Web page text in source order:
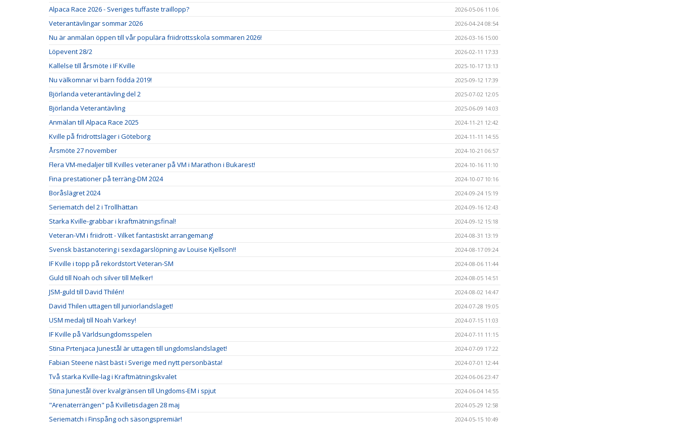
Alpaca Race 2026 - Sveriges tuffaste traillopp? 2026-05-06 11:06
Veterantävlingar sommar 2026 2026-04-24 08:54
Nu är anmälan öppen till vår populära friidrottsskola sommaren 2026! 2026-03-16 15:00
Löpevent 28/2 2026-02-11 17:33
Kallelse till årsmöte i IF Kville 2025-10-17 13:13
Nu välkomnar vi barn födda 2019! 2025-09-12 17:39
Björlanda veterantävling del 2 2025-07-02 12:05
Björlanda Veterantävling 2025-06-09 14:03
Anmälan till Alpaca Race 2025 2024-11-21 12:42
Kville på fridrottsläger i Göteborg 2024-11-11 14:55
Årsmöte 27 november 2024-10-21 06:57
Flera VM-medaljer till Kvilles veteraner på VM i Marathon i Bukarest! 2024-10-16 11:10
Fina prestationer på terräng-DM 2024 2024-10-07 10:16
Boråslägret 2024 2024-09-24 15:19
Seriematch del 2 i Trollhättan 2024-09-16 12:43
Starka Kville-grabbar i kraftmätningsfinal! 2024-09-12 15:18
Veteran-VM i friidrott - Vilket fantastiskt arrangemang! 2024-08-31 13:19
Svensk bästanotering i sexdagarslöpning av Louise Kjellson!! 2024-08-17 09:24
IF Kville i topp på rekordstort Veteran-SM 2024-08-06 11:44
Guld till Noah och silver till Melker! 2024-08-05 14:51
JSM-guld till David Thilén! 2024-08-02 14:47
David Thilen uttagen till juniorlandslaget! 2024-07-28 19:05
USM medalj till Noah Varkey! 2024-07-15 11:03
IF Kville på Världsungdomsspelen 2024-07-11 11:15
Stina Prtenjaca Junestål är uttagen till ungdomslandslaget! 2024-07-09 17:22
Fabian Steene näst bäst i Sverige med nytt personbästa! 2024-07-01 12:44
Två starka Kville-lag i Kraftmätningskvalet 2024-06-06 23:47
Stina Junestål över kvalgränsen till Ungdoms-EM i spjut 2024-06-04 14:55
"Arenaterrängen" på Kvilletisdagen 28 maj 2024-05-29 12:58
Seriematch i Finspång och säsongspremiär! 2024-05-15 10:49